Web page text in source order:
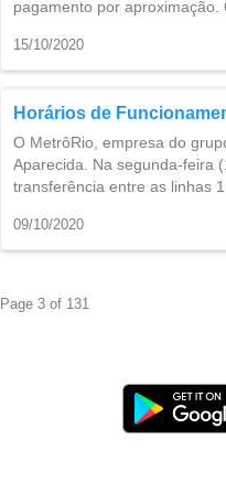
pagamento por
15/10/2020
Horários de
O MetrôRio, empresa do
Aparecida. Na segunda-feira
transferência entre as linhas
09/10/2020
Page 3 of 131